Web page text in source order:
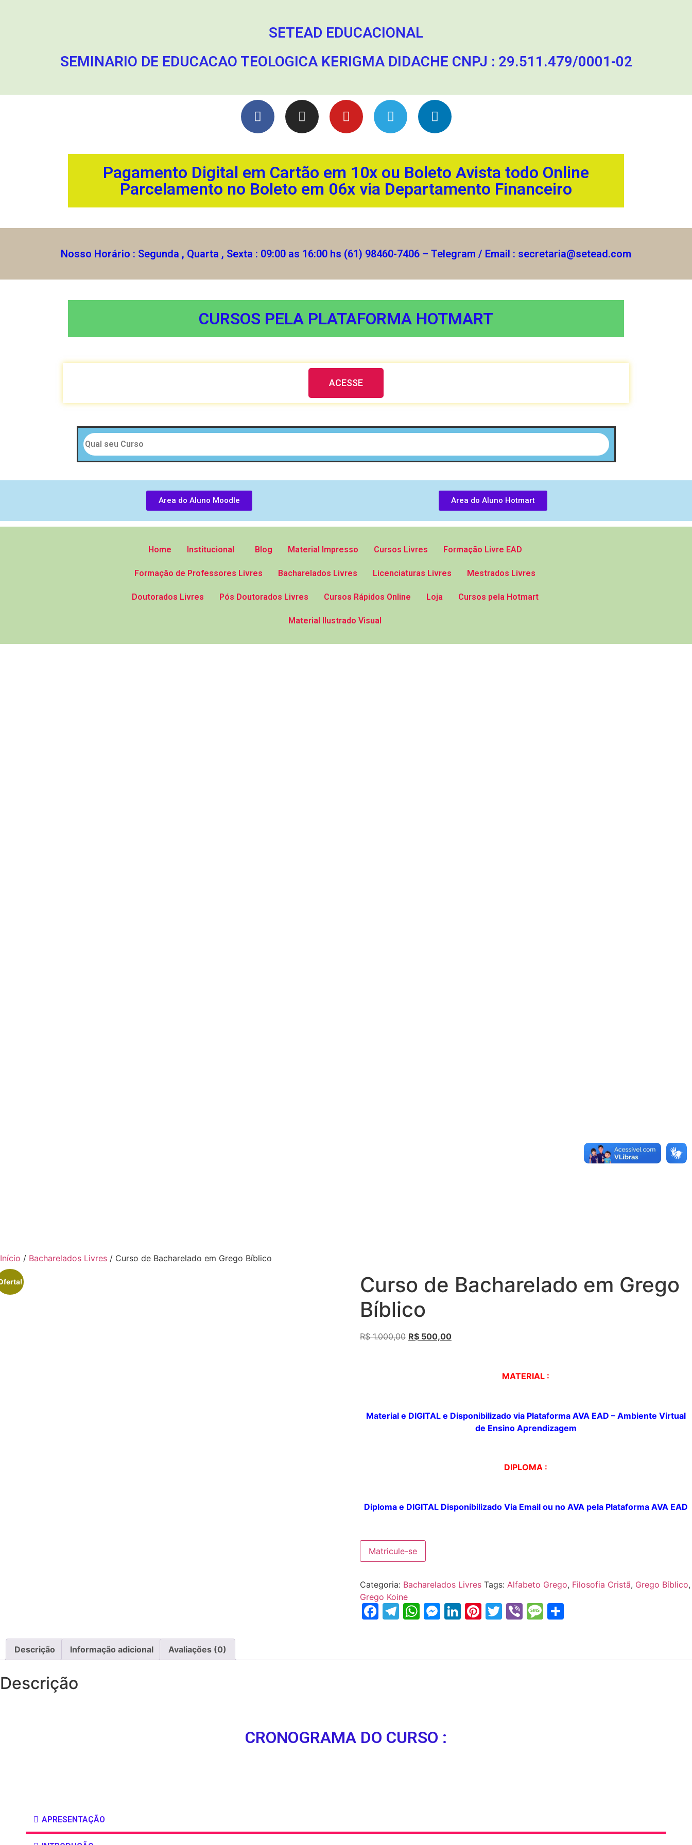
SETEAD EDUCACIONAL
SEMINARIO DE EDUCACAO TEOLOGICA KERIGMA DIDACHE CNPJ : 29.511.479/0001-02
Pagamento Digital em Cartão em 10x ou Boleto Avista todo Online
Parcelamento no Boleto em 06x via Departamento Financeiro
Nosso Horário : Segunda , Quarta , Sexta : 09:00 as 16:00 hs (61) 98460-7406 – Telegram / Email : secretaria@setead.com
CURSOS PELA PLATAFORMA HOTMART
ACESSE
Area do Aluno Moodle Area do Aluno Hotmart
Home Institucional Blog Material Impresso Cursos Livres Formação Livre EAD
Formação de Professores Livres Bacharelados Livres Licenciaturas Livres Mestrados Livres
Doutorados Livres Pós Doutorados Livres Cursos Rápidos Online Loja Cursos pela Hotmart
Material Ilustrado Visual
Início / Bacharelados Livres / Curso de Bacharelado em Grego Bíblico
Curso de Bacharelado em Grego
Bíblico
R$1.000,00 R$500,00
MATERIAL :
Material e DIGITAL e Disponibilizadovia Plataforma AVA EAD – Ambiente Virtual
de Ensino Aprendizagem
DIPLOMA :
Diploma e DIGITAL DisponibilizadoVia Email ou no AVA pela PlataformaAVA EAD
Matricule-se
Categoria: Bacharelados Livres Tags: Alfabeto Grego, Filosofia Cristã, Grego Bíblico,
Grego Koine
Facebook
Telegram
WhatsApp
Messenger
LinkedIn
Pinterest
Twitter
ViberMessage
Share
Descrição Informação adicional Avaliações (0)
Descrição
CRONOGRAMA DO CURSO :
APRESENTAÇÃO